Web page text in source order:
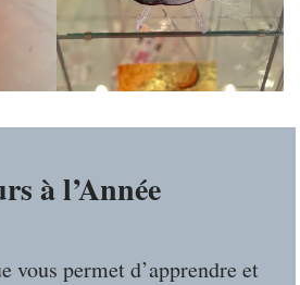
à l’Année
vous permet d’apprendre et